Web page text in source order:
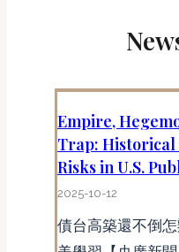
Empire,
Trap: Historical
Risks in U.S.
2025-10-12
債台高築還不倒